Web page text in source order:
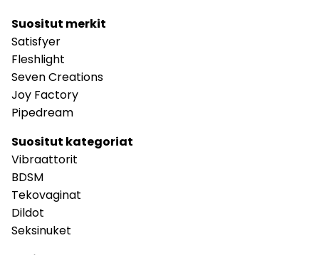
Suositut merkit
Satisfyer
Fleshlight
Seven Creations
Joy Factory
Pipedream
Suositut kategoriat
Vibraattorit
BDSM
Tekovaginat
Dildot
Seksinuket